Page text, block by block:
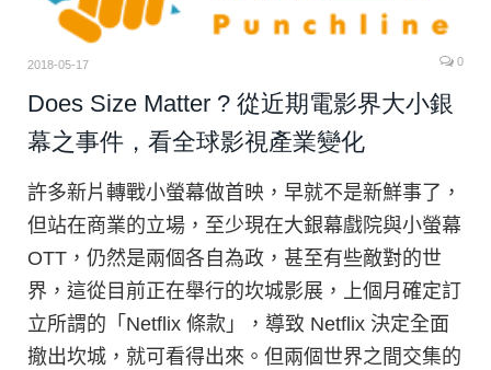
2018-05-17 0
Does Size Matter ? 從近期電影界大小銀
幕之事件，看全球影視產業變化
許多新片轉戰小螢幕做首映，早就不是新鮮事了，
但站在商業的立場，至少現在大銀幕戲院與小螢幕
OTT，仍然是兩個各自為政，甚至有些敵對的世
界，這從目前正在舉行的坎城影展，上個月確定訂
立所謂的「Netflix 條款」，導致 Netflix 決定全面
撤出坎城，就可看得出來。但兩個世界之間交集的